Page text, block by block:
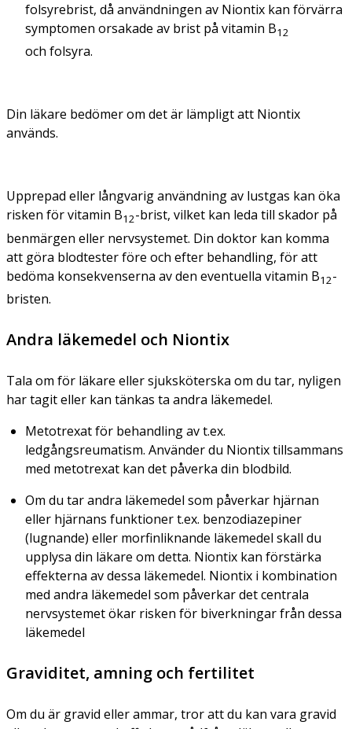
folsyrebrist, då användningen av Niontix kan förvärra
symptomen orsakade av brist på vitamin B12
och folsyra.
Din läkare bedömer om det är lämpligt att Niontix
används.
Upprepad eller långvarig användning av lustgas kan öka
risken för vitamin B12-brist, vilket kan leda till skador på
benmärgen eller nervsystemet. Din doktor kan komma
att göra blodtester före och efter behandling, för att
bedöma konsekvenserna av den eventuella vitamin B12-
bristen.
Andra läkemedel och Niontix
Tala om för läkare eller sjuksköterska om du tar, nyligen
har tagit eller kan tänkas ta andra läkemedel.
Metotrexat för behandling av t.ex.
ledgångsreumatism. Använder du Niontix tillsammans
med metotrexat kan det påverka din blodbild.
Om du tar andra läkemedel som påverkar hjärnan
eller hjärnans funktioner t.ex. benzodiazepiner
(lugnande) eller morfinliknande läkemedel skall du
upplysa din läkare om detta. Niontix kan förstärka
effekterna av dessa läkemedel. Niontix i kombination
med andra läkemedel som påverkar det centrala
nervsystemet ökar risken för biverkningar från dessa
läkemedel
Graviditet, amning och fertilitet
Om du är gravid eller ammar, tror att du kan vara gravid